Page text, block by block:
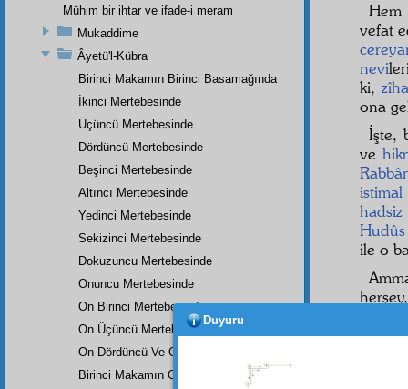
Hem
vefat
nevi
ki,
ona
İşte,
ve
istimal
hadsiz
Hudûs
ile o
bir
Mühim bir ihtar ve ifade-i meram
Mukaddime
Âyetü'l-Kübra
Birinci Makamın Birinci Basamağında
İkinci Mertebesinde
Üçüncü Mertebesinde
Dördüncü Mertebesinde
Beşinci Mertebesinde
Altıncı Mertebesinde
Yedinci Mertebesinde
Sekizinci Mertebesinde
Dokuzuncu Mertebesinde
Onuncu Mertebesinde
On Birinci Mertebesinde
On Üçüncü Mertebesinde
On Dördüncü Ve On Beşinci Mertebesi
Birinci Makamın On Altıncı Mertebesinde
Duyuru